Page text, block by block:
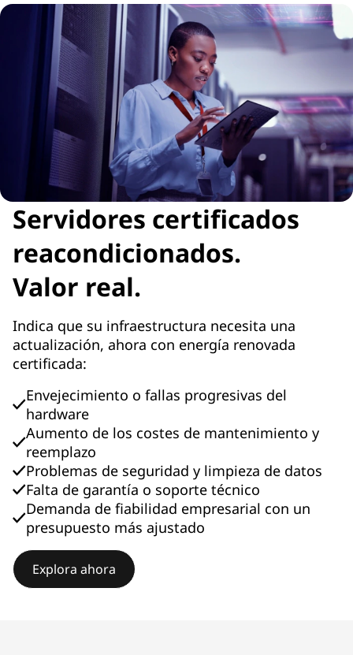
Servidores certificados
reacondicionados.
Valor real.
Indica que su infraestructura necesita una
actualización, ahora con energía renovada
certificada:
Envejecimiento o fallas progresivas del
hardware
Aumento de los costes de mantenimiento y
reemplazo
Problemas de seguridad y limpieza de datos
Falta de garantía o soporte técnico
Demanda de fiabilidad empresarial con un
presupuesto más ajustado
Explora ahora